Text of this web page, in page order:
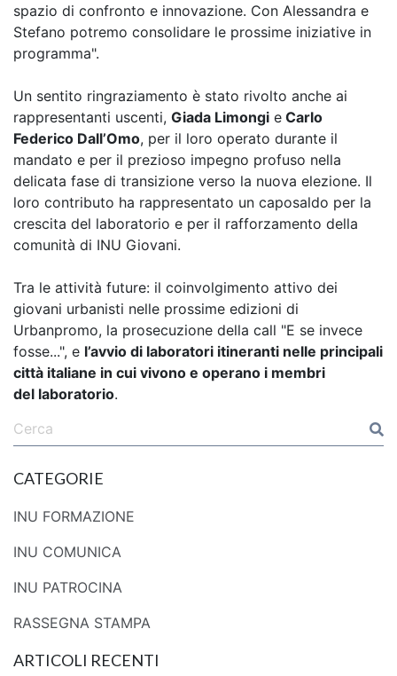
spazio di confronto e innovazione. Con Alessandra e
Stefano potremo consolidare le prossime iniziative in
programma".
Un sentito ringraziamento è stato rivolto anche ai
rappresentanti uscenti, Giada Limongi e Carlo
Federico Dall’Omo, per il loro operato durante il
mandato e per il prezioso impegno profuso nella
delicata fase di transizione verso la nuova elezione. Il
loro contributo ha rappresentato un caposaldo per la
crescita del laboratorio e per il rafforzamento della
comunità di INU Giovani.
Tra le attività future: il coinvolgimento attivo dei
giovani urbanisti nelle prossime edizioni di
Urbanpromo, la prosecuzione della call "E se invece
fosse...", e l’avvio di laboratori itineranti nelle principali
città italiane in cui vivono e operano i membri
del laboratorio.
CATEGORIE
INU FORMAZIONE
INU COMUNICA
INU PATROCINA
RASSEGNA STAMPA
ARTICOLI RECENTI